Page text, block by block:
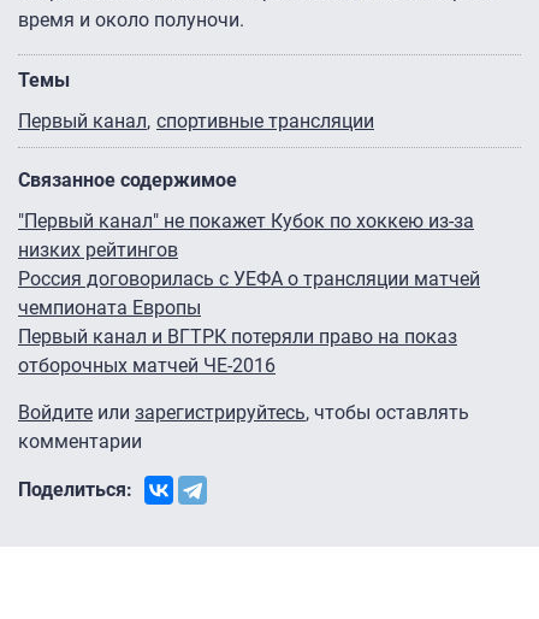
время и около полуночи.
Темы
Первый канал спортивные трансляции
Связанное содержимое
"Первый канал" не покажет Кубок по хоккею из-за
низких рейтингов
Россия договорилась с УЕФА о трансляции матчей
чемпионата Европы
Первый канал и ВГТРК потеряли право на показ
отборочных матчей ЧЕ-2016
Войдите или зарегистрируйтесь, чтобы оставлять
комментарии
Поделиться: